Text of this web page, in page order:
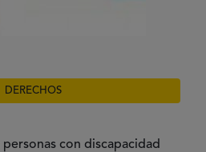
DERECHOS
personas con discapacidad